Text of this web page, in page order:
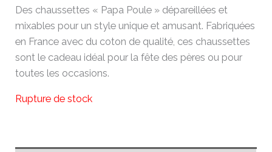
Des chaussettes « Papa Poule » dépareillées et
mixables pour un style unique et amusant. Fabriquées
en France avec du coton de qualité, ces chaussettes
sont le cadeau idéal pour la fête des pères ou pour
toutes les occasions.
Rupture de stock